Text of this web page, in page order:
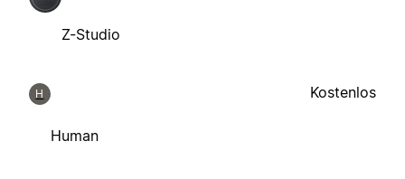
Z-Studio
H
Human
Kostenlos